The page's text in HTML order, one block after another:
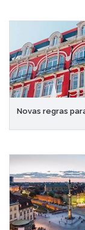
Novas regras